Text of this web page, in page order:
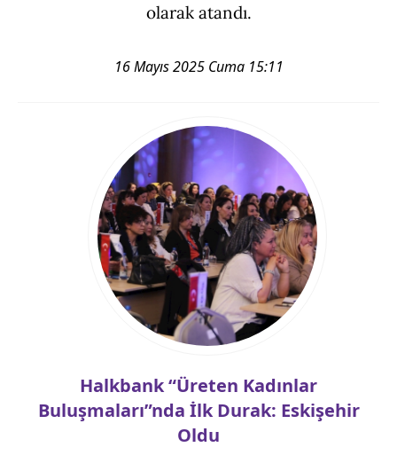
olarak atandı.
16 Mayıs 2025 Cuma 15:11
Halkbank “Üreten Kadınlar
Buluşmaları”nda İlk Durak: Eskişehir
Oldu